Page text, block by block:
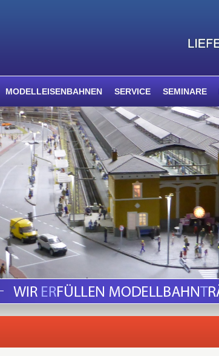
MODELLEISENBAHNEN SERVICE SEMINARE